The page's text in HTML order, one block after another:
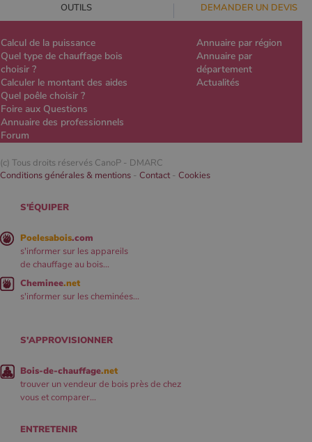
OUTILS DEMANDER UN DEVIS
Calcul de la puissance
Quel type de chauffage bois
choisir ?
Calculer le montant des aides
Quel poêle choisir ?
Foire aux Questions
Annuaire des professionnels
Forum
Annuaire par région
Annuaire par
département
Actualités
(c) Tous droits réservés CanoP - DMARC
Conditions générales & mentions - Contact- Cookies
S'ÉQUIPER
Poelesabois.com
s'informer sur les appareils
de chauffage au bois...
Cheminee.net
s'informer sur les cheminées...
S'APPROVISIONNER
Bois-de-chauffage.net
trouver un vendeur de bois près de chez
vous et comparer...
ENTRETENIR